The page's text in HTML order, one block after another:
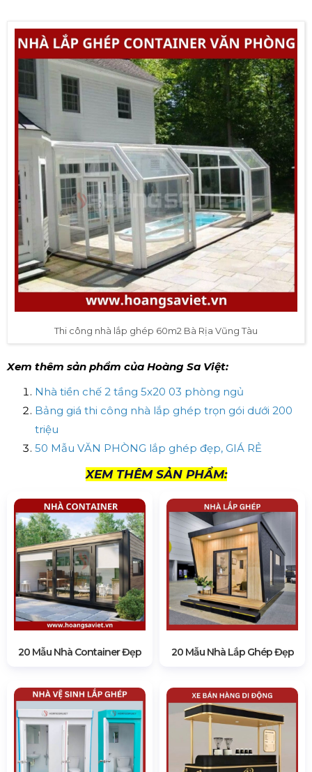
Thi công nhà lắp ghép 60m2 Bà Rịa Vũng Tàu
Xem thêm sản phẩm của Hoàng Sa Việt:
Nhà tiền chế 2 tầng 5x20 03 phòng ngủ
Bảng giá thi công nhà lắp ghép trọn gói dưới 200
triệu
50 Mẫu VĂN PHÒNG lắp ghép đẹp, GIÁ RẺ
XEM THÊM SẢN PHẨM:
20 Mẫu Nhà Container Đẹp 20 Mẫu Nhà Lắp Ghép Đẹp